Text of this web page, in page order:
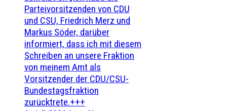
Parteivorsitzenden von CDU
und CSU, Friedrich Merz und
Markus Söder, darüber
informiert, dass ich mit diesem
Schreiben an unsere Fraktion
von meinem Amt als
Vorsitzender der CDU/CSU-
Bundestagsfraktion
zurücktrete.+++